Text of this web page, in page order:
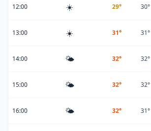
12:00 ☀️ 29° 30°
13:00 ☀️ 31° 31°
14:00 🌤️ 32° 32°
15:00 🌤️ 32° 32°
16:00 🌤️ 32° 31°